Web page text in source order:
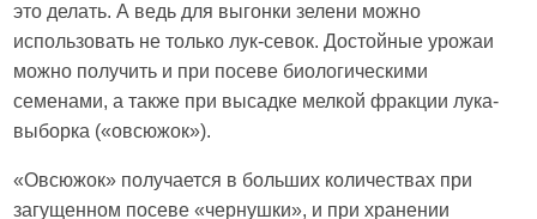
это делать. А ведь для выгонки зелени можно
использовать не только лук-севок. Достойные урожаи
можно получить и при посеве биологическими
семенами, а также при высадке мелкой фракции лука-
выборка («овсюжок»).
«Овсюжок» получается в больших количествах при
загущенном посеве «чернушки», и при хранении